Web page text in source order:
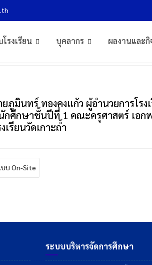
โรงเรียน บุคลากร ผลงานและกิ
อน “การเคลื่อนไหว
อการสอน “การเคลื่อนไหวพื้นฐานสำหรับเด็กประถมศึกษาปี
ภูมินทร์ ทองคงแก้ว ผู้อำนวยการโร
ศึกษาชั้นปีที่ 1 คณะครุศาสตร์ เอก
รียนวัดเกาะถ้ำ
บ On-Site
ระบบบริหารจัดการศึกษา